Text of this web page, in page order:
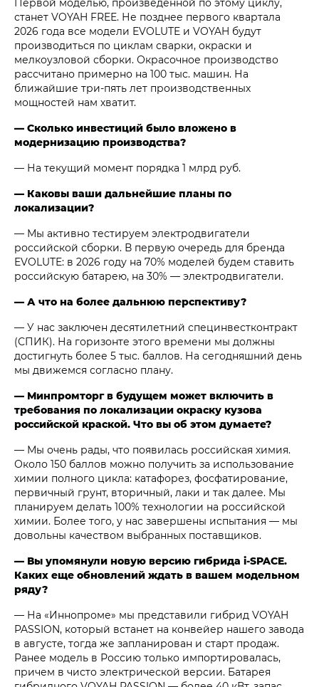
Первой моделью, произведенной по этому циклу,
станет VOYAH FREE. Не позднее первого квартала
2026 года все модели EVOLUTE и VOYAH будут
производиться по циклам сварки, окраски и
мелкоузловой сборки. Окрасочное производство
рассчитано примерно на 100 тыс. машин. На
ближайшие три-пять лет производственных
мощностей нам хватит.
— Сколько инвестиций было вложено в
модернизацию производства?
— На текущий момент порядка 1 млрд руб.
— Каковы ваши дальнейшие планы по
локализации?
— Мы активно тестируем электродвигатели
российской сборки. В первую очередь для бренда
EVOLUTE: в 2026 году на 70% моделей будем ставить
российскую батарею, на 30% — электродвигатели.
— А что на более дальнюю перспективу?
— У нас заключен десятилетний специнвестконтракт
(СПИК). На горизонте этого времени мы должны
достигнуть более 5 тыс. баллов. На сегодняшний день
мы движемся согласно плану.
— Минпромторг в будущем может включить в
требования по локализации окраску кузова
российской краской. Что вы об этом думаете?
— Мы очень рады, что появилась российская химия.
Около 150 баллов можно получить за использование
химии полного цикла: катафорез, фосфатирование,
первичный грунт, вторичный, лаки и так далее. Мы
планируем делать 100% технологии на российской
химии. Более того, у нас завершены испытания — мы
довольны качеством выбранных поставщиков.
— Вы упомянули новую версию гибрида i‑SPACE.
Каких еще обновлений ждать в вашем модельном
ряду?
— На «Иннопроме» мы представили гибрид VOYAH
PASSION, который встанет на конвейер нашего завода
в августе, тогда же запланирован и старт продаж.
Ранее модель в Россию только импортировалась,
причем в чисто электрической версии. Батарея